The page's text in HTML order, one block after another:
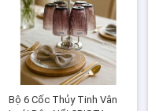
Bộ 6 Cốc Thủy Tinh Vân